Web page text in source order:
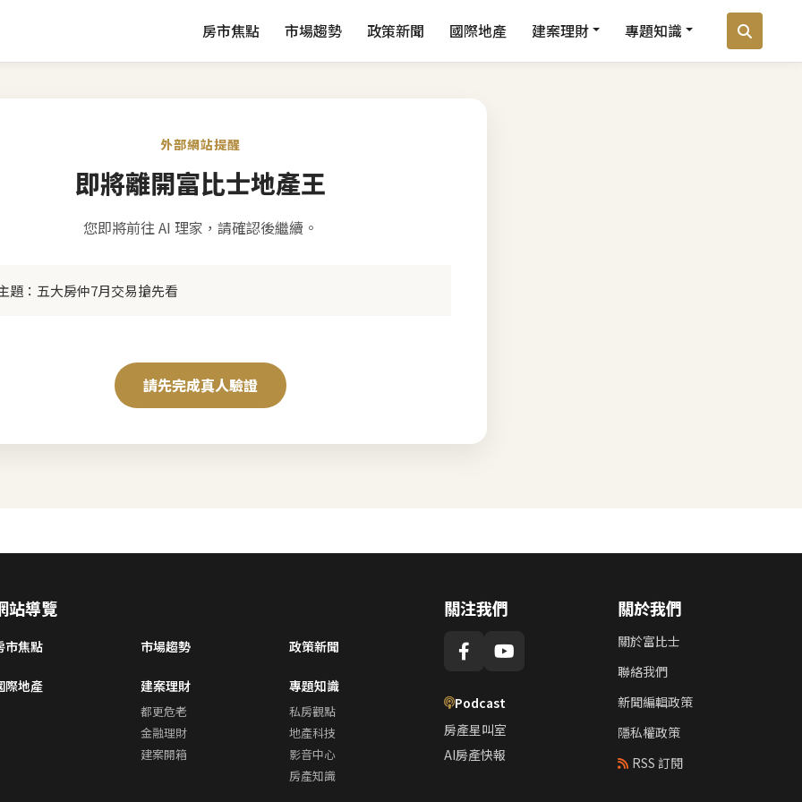
房市焦點 市場趨勢 政策新聞 國際地產 建案理財 專題知識
外部網站提醒
即將離開富比士地產王
您即將前往 AI 理家，請確認後繼續。
題： 五大房仲7月交易搶先看
請先完成真人驗證
站導覽
市焦點 市場趨勢 政策新聞
際地產 建案理財
都更危老
金融理財
建案開箱
專題知識
私房觀點
地產科技
影音中心
房產知識
關注我們
Podcast
房產星叫室
AI房產快報
關於我們
關於富比士
聯絡我們
新聞編輯政策
隱私權政策
RSS 訂閱